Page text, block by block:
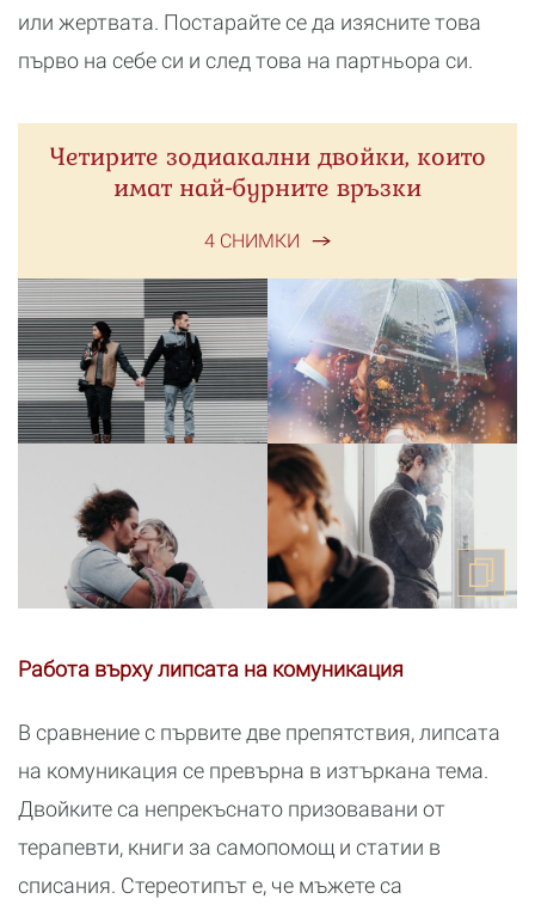
или жертвата. Постарайте се да изясните това
първо на себе си и след това на партньора си.
Четирите зодиакални двойки, които
имат най-бурните връзки
4 СНИМКИ
Работа върху липсата на комуникация
В сравнение с първите две препятствия, липсата
на комуникация се превърна в изтъркана тема.
Двойките са непрекъснато призовавани от
терапевти, книги за самопомощ и статии в
списания. Стереотипът е, че мъжете са